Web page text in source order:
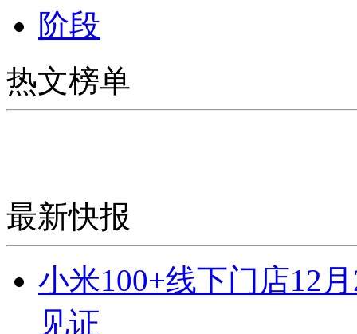
阶段
热文榜单
最新快报
小米100+线下门店12
见证